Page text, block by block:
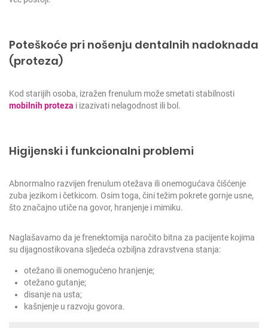
Poteškoće pri nošenju dentalnih nadoknada
(proteza)
Kod starijih osoba, izražen frenulum može smetati stabilnosti
mobilnih proteza i izazivati nelagodnost ili bol.
Higijenski i funkcionalni problemi
Abnormalno razvijen frenulum otežava ili onemogućava čišćenje
zuba jezikom i četkicom. Osim toga, čini težim pokrete gornje usne,
što značajno utiče na govor, hranjenje i mimiku.
Naglašavamo da je frenektomija naročito bitna za pacijente kojima
su dijagnostikovana sljedeća ozbiljna zdravstvena stanja:
otežano ili onemogućeno hranjenje;
otežano gutanje;
disanje na usta;
kašnjenje u razvoju govora.